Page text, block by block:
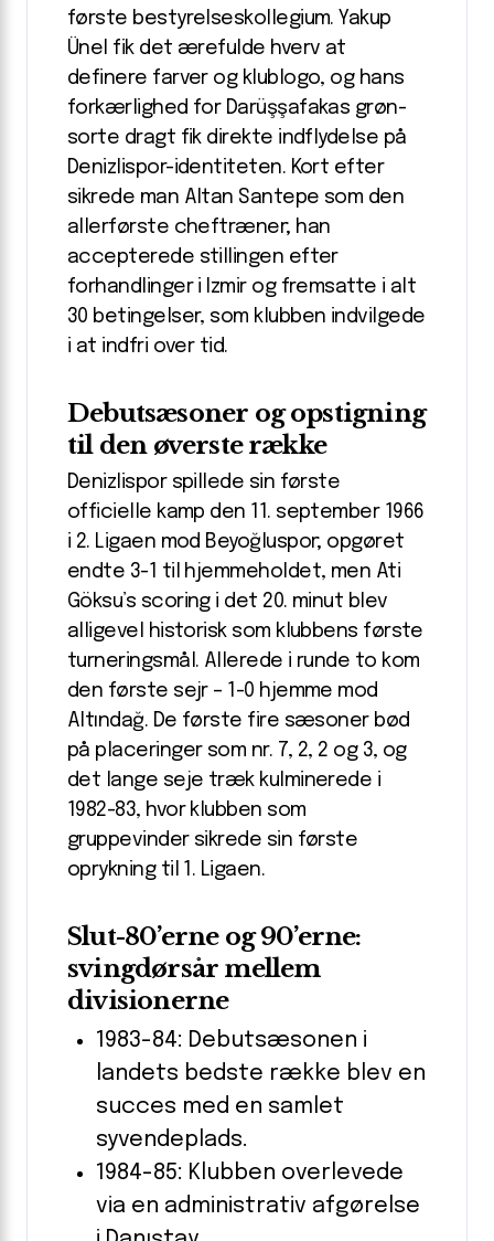
første bestyrelseskollegium. Yakup
Ünel fik det ærefulde hverv at
definere farver og klublogo, og hans
forkærlighed for Darüşşafakas grøn-
sorte dragt fik direkte indflydelse på
Denizlispor-identiteten. Kort efter
sikrede man Altan Santepe som den
allerførste cheftræner; han
accepterede stillingen efter
forhandlinger i Izmir og fremsatte i alt
30 betingelser, som klubben indvilgede
i at indfri over tid.
Debutsæsoner og opstigning
til den øverste række
Denizlispor spillede sin første
officielle kamp den 11. september 1966
i 2. Ligaen mod Beyoğluspor; opgøret
endte 3-1 til hjemmeholdet, men Ati
Göksu’s scoring i det 20. minut blev
alligevel historisk som klubbens første
turneringsmål. Allerede i runde to kom
den første sejr – 1-0 hjemme mod
Altındağ. De første fire sæsoner bød
på placeringer som nr. 7, 2, 2 og 3, og
det lange seje træk kulminerede i
1982-83, hvor klubben som
gruppevinder sikrede sin første
oprykning til 1. Ligaen.
Slut-80’erne og 90’erne:
svingdørsår mellem
divisionerne
1983-84: Debutsæsonen i
landets bedste række blev en
succes med en samlet
syvendeplads.
1984-85: Klubben overlevede
via en administrativ afgørelse